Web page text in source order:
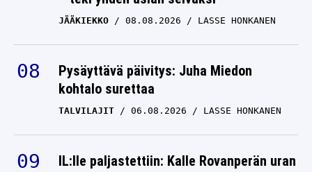
JÄÄKIEKKO 08.08.2026 LASSE HONKANEN
Pysäyttävä päivitys: Juha Miedon
kohtalo surettaa
TALVILAJIT 06.08.2026 LASSE HONKANEN
IL:lle paljastettiin: Kalle Rovanperän uran